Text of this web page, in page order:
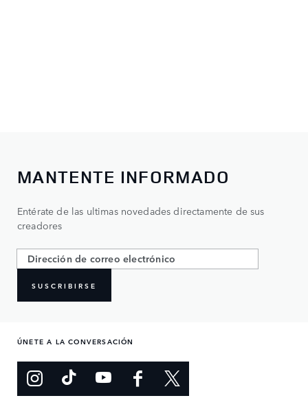
MANTENTE INFORMADO
Entérate de las ultimas novedades directamente de sus
creadores
SUSCRIBIRSE
ÚNETE A LA CONVERSACIÓN